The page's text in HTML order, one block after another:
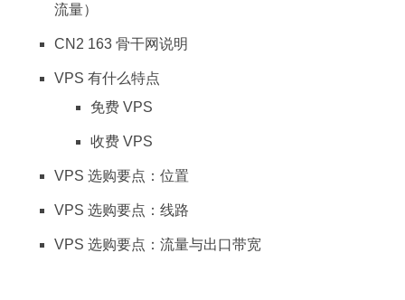
流量）
CN2 163 骨干网说明
VPS 有什么特点
免费 VPS
收费 VPS
VPS 选购要点：位置
VPS 选购要点：线路
VPS 选购要点：流量与出口带宽